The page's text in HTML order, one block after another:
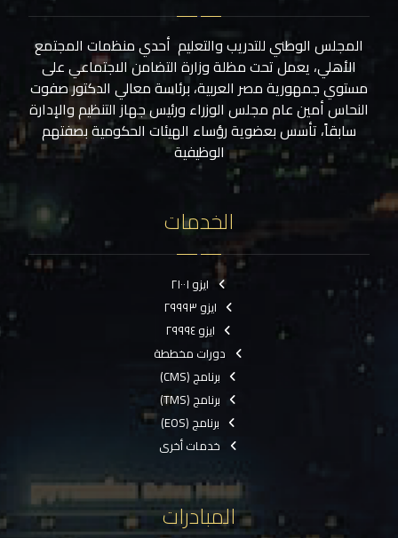
المجلس الوطني للتدريب والتعليم أحدي منظمات المجتمع
الأهلي، يعمل تحت مظلة وزارة التضامن الاجتماعي على
مستوي جمهورية مصر العربية، برئاسة معالي الدكتور صفوت
النحاس أمين عام مجلس الوزراء ورئيس جهاز التنظيم والإدارة
سابقاً، تأسس بعضوية رؤساء الهيئات الحكومية بصفتهم
الوظيفية
الخدمات
ايزو ٢١٠٠١
ايزو ٢٩٩٩٣
ايزو ٢٩٩٩٤
دورات مخططة
برنامج (CMS)
برنامج (TMS)
برنامج (EOS)
خدمات أخرى
المبادرات